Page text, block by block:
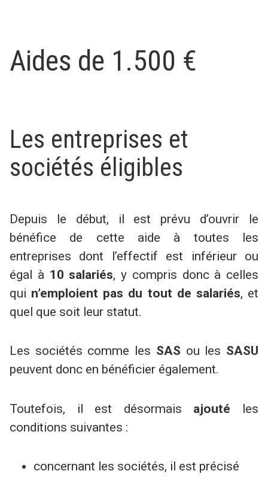
Aides de 1.500 €
Les entreprises et
sociétés éligibles
Depuis le début, il est prévu d’ouvrir le
bénéfice de cette aide à toutes les
entreprises dont l’effectif est inférieur ou
égal à 10 salariés, y compris donc à celles
qui n’emploient pas du tout de salariés, et
quel que soit leur statut.
Les sociétés comme les SAS ou les SASU
peuvent donc en bénéficier également.
Toutefois, il est désormais ajouté les
conditions suivantes :
concernant les sociétés, il est précisé